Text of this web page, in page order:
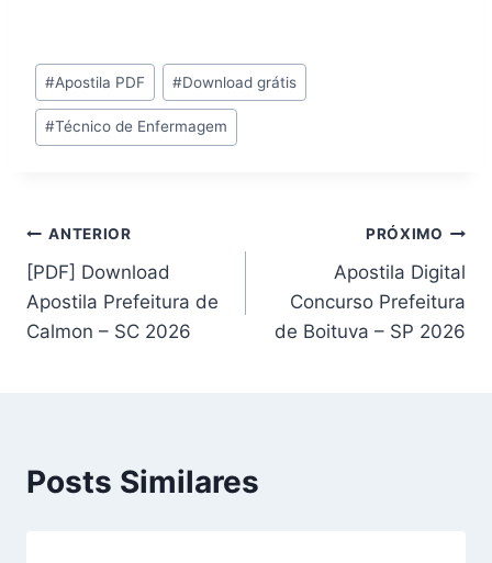
Tags
do
Post:
#Apostila PDF #Download grátis
#Técnico de Enfermagem
Navegação
de
Post
ANTERIOR
[PDF] Download
Apostila Prefeitura de
Calmon – SC 2026
PRÓXIMO
Apostila Digital
Concurso Prefeitura
de Boituva – SP 2026
Posts Similares